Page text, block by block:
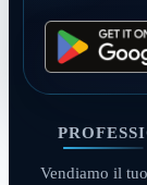
Vendiamo il